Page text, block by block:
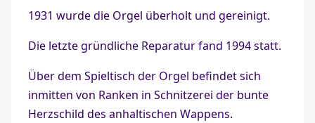
1931 wurde die Orgel überholt und gereinigt.
Die letzte gründliche Reparatur fand 1994 statt.
Über dem Spieltisch der Orgel befindet sich
inmitten von Ranken in Schnitzerei der bunte
Herzschild des anhaltischen Wappens.